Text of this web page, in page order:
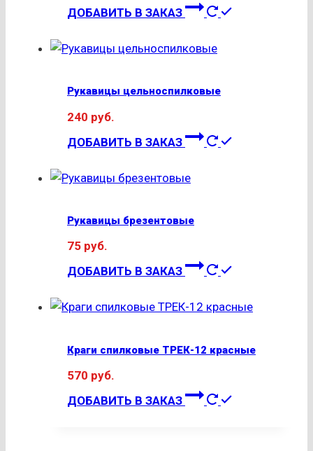
ДОБАВИТЬ В ЗАКАЗ
Рукавицы цельноспилковые
240 руб.
ДОБАВИТЬ В ЗАКАЗ
Рукавицы брезентовые
75 руб.
ДОБАВИТЬ В ЗАКАЗ
Краги спилковые ТРЕК-12 красные
570 руб.
ДОБАВИТЬ В ЗАКАЗ